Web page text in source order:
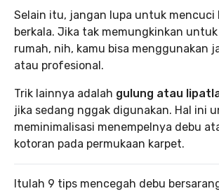
Selain itu, jangan lupa untuk mencuci
berkala. Jika tak memungkinkan
rumah, nih, kamu bisa menggunakan
atau profesional.
Trik lainnya adalah gulung atau
jika sedang nggak digunakan. Hal ini
meminimalisasi menempelnya debu
kotoran pada permukaan karpet.
Itulah 9 tips mencegah debu